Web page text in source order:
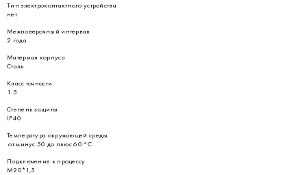
Тип электроконтактного устройства
нет
Межповерочный интервал
2 года
Материал корпуса
Сталь
Класс точности
1.5
Степень защиты
IP40
Температура окружающей среды
от минус 50 до плюс 60 °С
Подключение к процессу
М20*1,5